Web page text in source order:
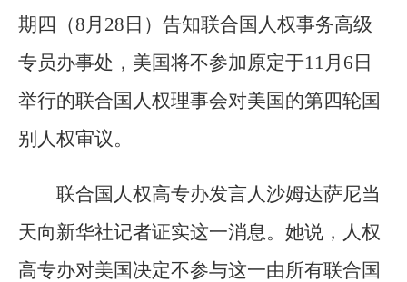
期四（8月28日）告知联合国人权事务高级
专员办事处，美国将不参加原定于11月6日
举行的联合国人权理事会对美国的第四轮国
别人权审议。
联合国人权高专办发言人沙姆达萨尼当
天向新华社记者证实这一消息。她说，人权
高专办对美国决定不参与这一由所有联合国